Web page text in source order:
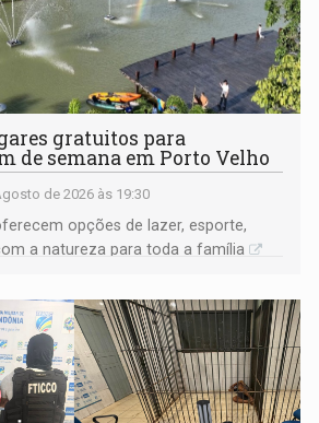
gratuitos para
de semana em Porto Velho
de 2026 às 19:30
opções de lazer, esporte,
a natureza para toda a família